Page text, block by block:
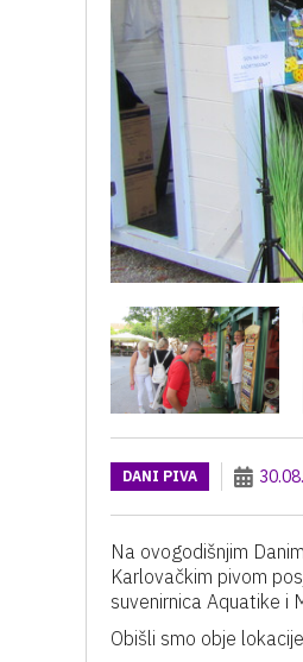
DANI PIVA
Na ovogodišnjim
Karlovačkim pivom
suvenirnica Aquatike i
Obišli smo obje